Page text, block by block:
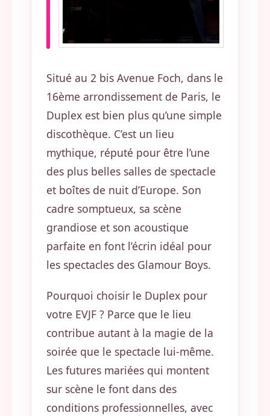
Situé au 2 bis Avenue Foch, dans le
16ème arrondissement de Paris, le
Duplex est bien plus qu’une simple
discothèque. C’est un lieu
mythique, réputé pour être l’une
des plus belles salles de spectacle
et boîtes de nuit d’Europe. Son
cadre somptueux, sa scène
grandiose et son acoustique
parfaite en font l’écrin idéal pour
les spectacles des Glamour Boys.
Pourquoi choisir le Duplex pour
votre EVJF ? Parce que le lieu
contribue autant à la magie de la
soirée que le spectacle lui-même.
Les futures mariées qui montent
sur scène le font dans des
conditions professionnelles, avec